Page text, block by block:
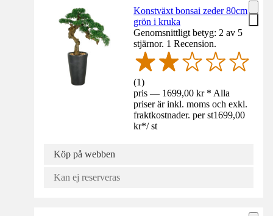
Konstväxt bonsai zeder 80cm
grön i kruka
Genomsnittligt betyg: 2 av 5
stjärnor. 1 Recension.
(1)
pris — 1699,00 kr * Alla
priser är inkl. moms och exkl.
fraktkostnader. per st1699,00
kr*/ st
Köp på webben
Kan ej reserveras